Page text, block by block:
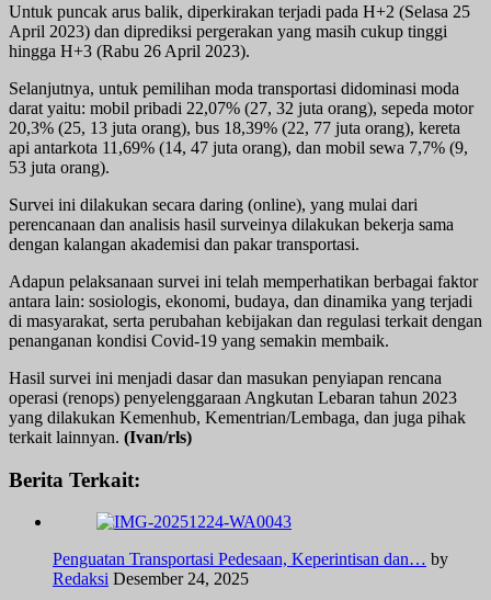
Untuk puncak arus balik, diperkirakan terjadi pada H+2 (Selasa 25
April 2023) dan diprediksi pergerakan yang masih cukup tinggi
hingga H+3 (Rabu 26 April 2023).
Selanjutnya, untuk pemilihan moda transportasi didominasi moda
darat yaitu: mobil pribadi 22,07% (27, 32 juta orang), sepeda motor
20,3% (25, 13 juta orang), bus 18,39% (22, 77 juta orang), kereta
api antarkota 11,69% (14, 47 juta orang), dan mobil sewa 7,7% (9,
53 juta orang).
Survei ini dilakukan secara daring (online), yang mulai dari
perencanaan dan analisis hasil surveinya dilakukan bekerja sama
dengan kalangan akademisi dan pakar transportasi.
Adapun pelaksanaan survei ini telah memperhatikan berbagai faktor
antara lain: sosiologis, ekonomi, budaya, dan dinamika yang terjadi
di masyarakat, serta perubahan kebijakan dan regulasi terkait dengan
penanganan kondisi Covid-19 yang semakin membaik.
Hasil survei ini menjadi dasar dan masukan penyiapan rencana
operasi (renops) penyelenggaraan Angkutan Lebaran tahun 2023
yang dilakukan Kemenhub, Kementrian/Lembaga, dan juga pihak
terkait lainnyan. (Ivan/rls)
Berita Terkait:
Penguatan Transportasi Pedesaan, Keperintisan dan… by
Redaksi Desember 24, 2025